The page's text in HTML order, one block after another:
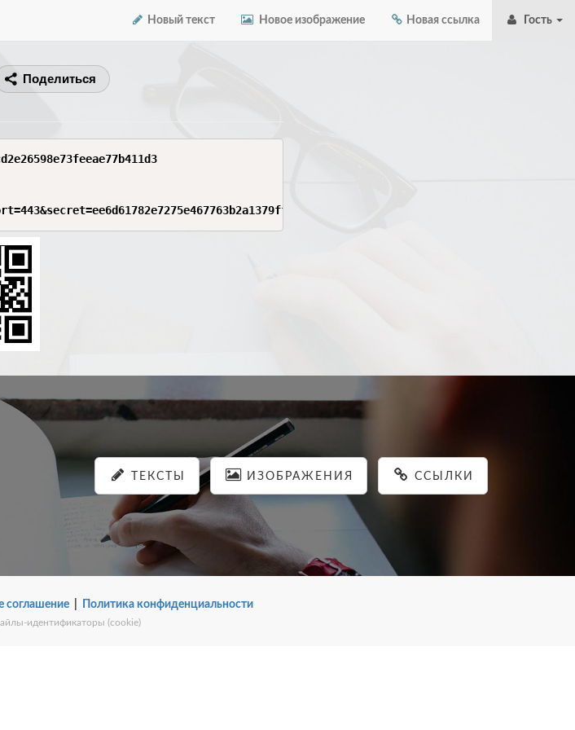
Новый текст Новое изображение Новая ссылка Гость
Поделиться
ТЕКСТЫ ИЗОБРАЖЕНИЯ ССЫЛКИ
соглашение| Политика конфиденциальности
идентификаторы (cookie)